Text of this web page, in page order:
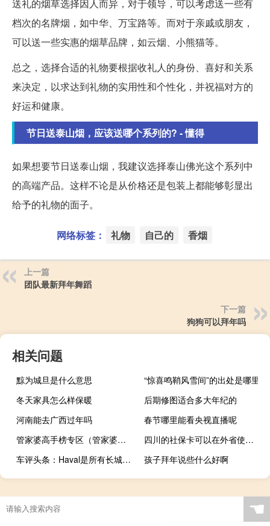
送礼的烟草选择因人而异，对于领导，可以考虑送一些有
档次的名牌烟，如中华、万宝路等。而对于亲戚或朋友，
可以送一些实惠的烟草品牌，如云烟、小熊猫等。
总之，选择合适的礼物要根据收礼人的身份、喜好和关系
来决定，以求达到礼物的实用性和个性化，并祝福对方的
好运和健康。
节日送泰山烟，应该送哪个系列的? - 懂得
如果想要节日送泰山烟，我建议选择泰山佛光这个系列中
的高端产品。这样不论是从价格还是包装上都能够彰显出
给予的礼物的面子。
网络标签： 礼物 自己的 香烟
上一篇
团队最新拜年舞蹈
下一篇
狗狗可以拜年吗
相关问题
黥为城旦是什么意思
“惊喜鸣鞘风雪间”的出处是哪里
冬天家具怎么样保暖
后期修图适合多大年纪的
河南能去广西过年吗
春节哪里能看央视直播呢
管家婆高手榜专区（管家婆高手水论坛）
四川的社保卡可以在外省使用吗
车评头条：Haval是所有长城SUV和一些较小的跨界车的品牌名称
孩子拜年说些什么好啊
☚